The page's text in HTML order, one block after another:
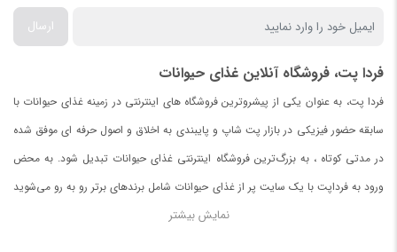
ارسال
فردا پت، فروشگاه آنلاین غذای حیوانات
فردا پت، به عنوان یکی از پیشروترین فروشگاه های اینترنتی در زمینه غذای حیوانات با
سابقه حضور فیزیکی در بازار پت شاپ و پایبندی به اخلاق و اصول حرفه ای موفق شده
در مدتی کوتاه ، به بزرگ‌ترین فروشگاه اینترنتی غذای حیوانات تبدیل شود. به محض
ورود به فرداپت با یک سایت پر از غذای حیوانات شامل برندهای برتر رو به رو می‌شوید
نمایش بیشتر